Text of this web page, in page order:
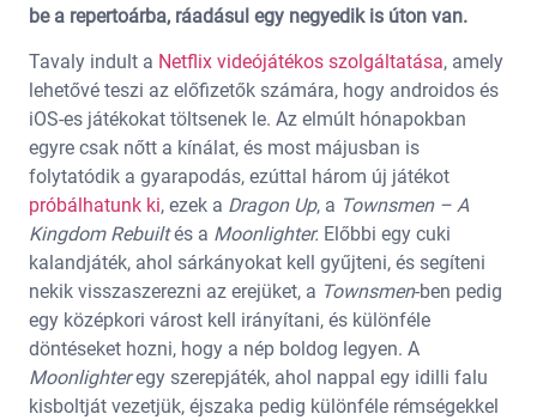
be a repertoárba, ráadásul egy negyedik is úton van.
Tavaly indult a Netflix videójátékos szolgáltatása, amely
lehetővé teszi az előfizetők számára, hogy androidos és
iOS-es játékokat töltsenek le. Az elmúlt hónapokban
egyre csak nőtt a kínálat, és most májusban is
folytatódik a gyarapodás, ezúttal három új játékot
próbálhatunk ki, ezek a Dragon Up, a Townsmen – A
Kingdom Rebuiltés a Moonlighter. Előbbi egy cuki
kalandjáték, ahol sárkányokat kell gyűjteni, és segíteni
nekik visszaszerezni az erejüket, a Townsmen-ben pedig
egy középkori várost kell irányítani, és különféle
döntéseket hozni, hogy a nép boldog legyen. A
Moonlighteregy szerepjáték, ahol nappal egy idilli falu
kisboltját vezetjük, éjszaka pedig különféle rémségekkel